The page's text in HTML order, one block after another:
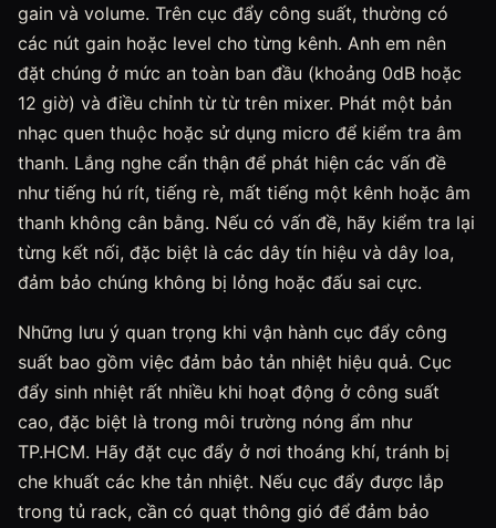
gain và volume. Trên cục đẩy công suất, thường có
các nút gain hoặc level cho từng kênh. Anh em nên
đặt chúng ở mức an toàn ban đầu (khoảng 0dB hoặc
12 giờ) và điều chỉnh từ từ trên mixer. Phát một bản
nhạc quen thuộc hoặc sử dụng micro để kiểm tra âm
thanh. Lắng nghe cẩn thận để phát hiện các vấn đề
như tiếng hú rít, tiếng rè, mất tiếng một kênh hoặc âm
thanh không cân bằng. Nếu có vấn đề, hãy kiểm tra lại
từng kết nối, đặc biệt là các dây tín hiệu và dây loa,
đảm bảo chúng không bị lỏng hoặc đấu sai cực.
Những lưu ý quan trọng khi vận hành cục đẩy công
suất bao gồm việc đảm bảo tản nhiệt hiệu quả. Cục
đẩy sinh nhiệt rất nhiều khi hoạt động ở công suất
cao, đặc biệt là trong môi trường nóng ẩm như
TP.HCM. Hãy đặt cục đẩy ở nơi thoáng khí, tránh bị
che khuất các khe tản nhiệt. Nếu cục đẩy được lắp
trong tủ rack, cần có quạt thông gió để đảm bảo